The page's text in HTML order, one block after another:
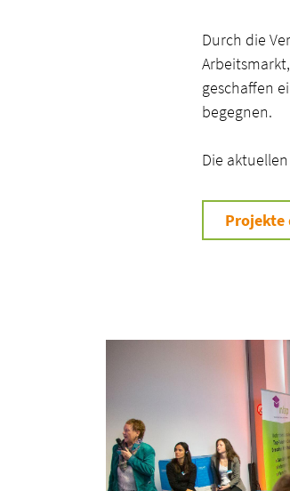
Durch die
geschaffen
begegnen.
Die
Projekte